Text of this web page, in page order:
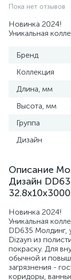
Пока нет отзывов
Новинка 2024!
Уникальная
Бренд
Коллекция
Длина, мм
Высота, мм
Группа
Дизайн
Описание
Дизайн
Новинка 2024!
Уникальная
DD635 Молдинг,
Dizayn из
покраску. Для
обычной и
загрязнения -
коридоры,